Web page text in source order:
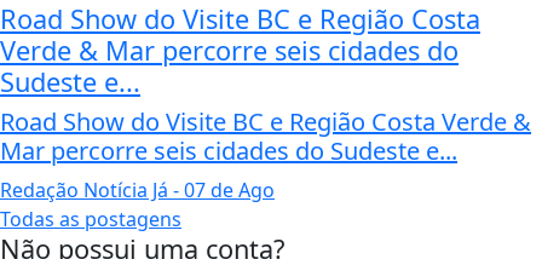
Road Show do Visite BC e Região Costa
Verde & Mar percorre seis cidades do
Sudeste e...
Road Show do Visite BC e Região Costa Verde &
Mar percorre seis cidades do Sudeste e...
Redação Notícia Já - 07 de Ago
Todas as postagens
Não possui uma conta?